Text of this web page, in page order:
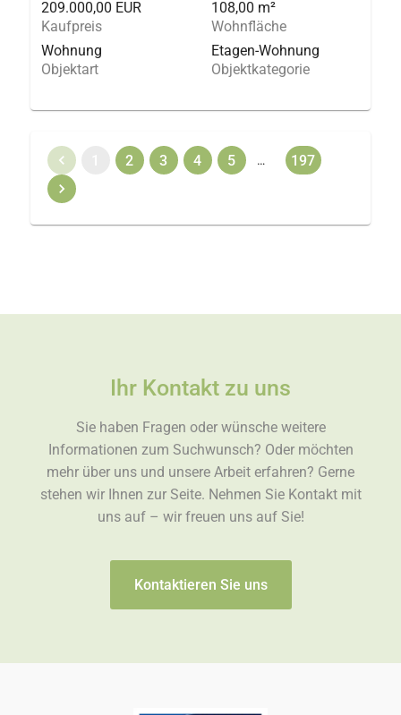
209.000,00 EUR
Kaufpreis
108,00 m²
Wohnfläche
Wohnung
Objektart
Etagen-Wohnung
Objektkategorie
2 3 4 5 … 197
Ihr Kontakt zu uns
Sie haben Fragen oder wünsche weitere
Informationen zum Suchwunsch? Oder möchten
mehr über uns und unsere Arbeit erfahren? Gerne
stehen wir Ihnen zur Seite. Nehmen Sie Kontakt mit
uns auf – wir freuen uns auf Sie!
Kontaktieren Sie uns